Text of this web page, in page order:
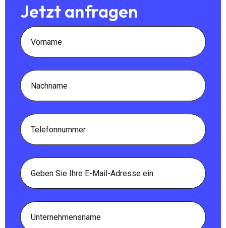
Jetzt anfragen
Vorname
Nachname
Telefon
E-
Mail
Unternehmensname